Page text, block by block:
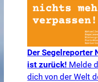
Der Segelreporter
ist zurück! Melde
dich von der Welt